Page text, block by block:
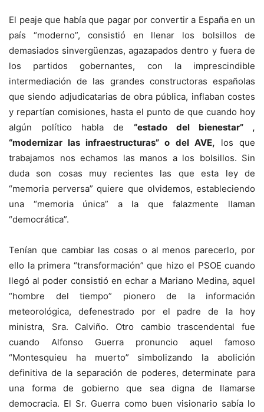
El peaje que había que pagar por convertir a España en un
país “moderno”, consistió en llenar los bolsillos de
demasiados sinvergüenzas, agazapados dentro y fuera de
los partidos gobernantes, con la imprescindible
intermediación de las grandes constructoras españolas
que siendo adjudicatarias de obra pública, inflaban costes
y repartían comisiones, hasta el punto de que cuando hoy
algún político habla de “estado del bienestar” ,
“modernizar las infraestructuras” o del AVE, los que
trabajamos nos echamos las manos a los bolsillos. Sin
duda son cosas muy recientes las que esta ley de
“memoria perversa” quiere que olvidemos, estableciendo
una “memoria única” a la que falazmente llaman
“democrática”.
Tenían que cambiar las cosas o al menos parecerlo, por
ello la primera “transformación” que hizo el PSOE cuando
llegó al poder consistió en echar a Mariano Medina, aquel
“hombre del tiempo” pionero de la información
meteorológica, defenestrado por el padre de la hoy
ministra, Sra. Calviño. Otro cambio trascendental fue
cuando Alfonso Guerra pronuncio aquel famoso
“Montesquieu ha muerto” simbolizando la abolición
definitiva de la separación de poderes, determinate para
una forma de gobierno que sea digna de llamarse
democracia. El Sr. Guerra como buen visionario sabía lo